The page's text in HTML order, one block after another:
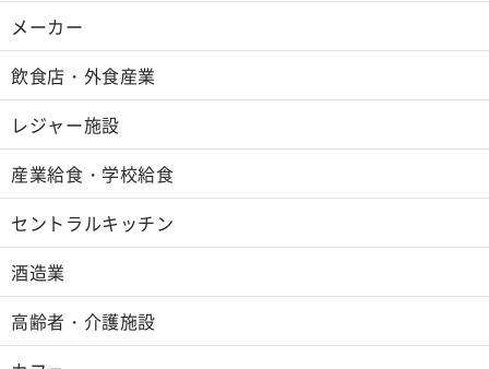
メーカー
飲食店・外食産業
レジャー施設
産業給食・学校給食
セントラルキッチン
酒造業
高齢者・介護施設